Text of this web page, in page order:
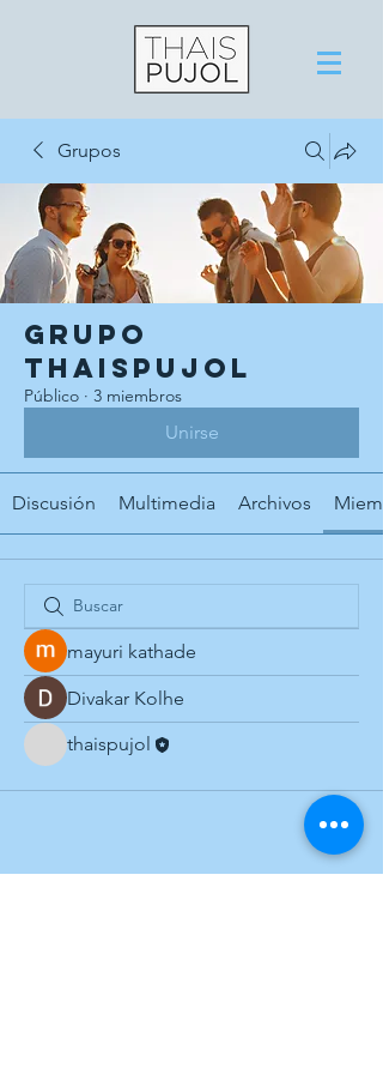
Grupos
Grupo
thaispujol
Público · 3 miembros
Unirse
Discusión Multimedia Archivos
mayuri kathade
Divakar Kolhe
thaispujol